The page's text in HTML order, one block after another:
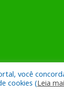
você
cookies (Leia